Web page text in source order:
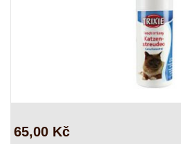
65,00 Kč